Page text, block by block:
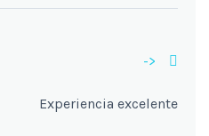
->
Experiencia excelente